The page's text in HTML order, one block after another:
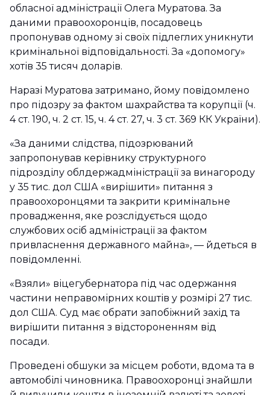
обласної адміністрації Олега Муратова. За
даними правоохоронців, посадовець
пропонував одному зі своїх підлеглих уникнути
кримінальної відповідальності. За «допомогу»
хотів 35 тисяч доларів.
Наразі Муратова затримано, йому повідомлено
про підозру за фактом шахрайства та корупції (ч.
4 ст. 190, ч. 2 ст. 15, ч. 4 ст. 27, ч. 3 ст. 369 КК України).
«За даними слідства, підозрюваний
запропонував керівнику структурного
підрозділу облдержадміністрації за винагороду
у 35 тис. дол США «вирішити» питання з
правоохоронцями та закрити кримінальне
провадження, яке розслідується щодо
службових осіб адміністрації за фактом
привласнення державного майна», — йдеться в
повідомленні.
«Взяли» віцегубернатора під час одержання
частини неправомірних коштів у розмірі 27 тис.
дол США. Суд має обрати запобіжний захід та
вирішити питання з відстороненням від
посади.
Проведені обшуки за місцем роботи, вдома та в
автомобілі чиновника. Правоохоронці знайшли